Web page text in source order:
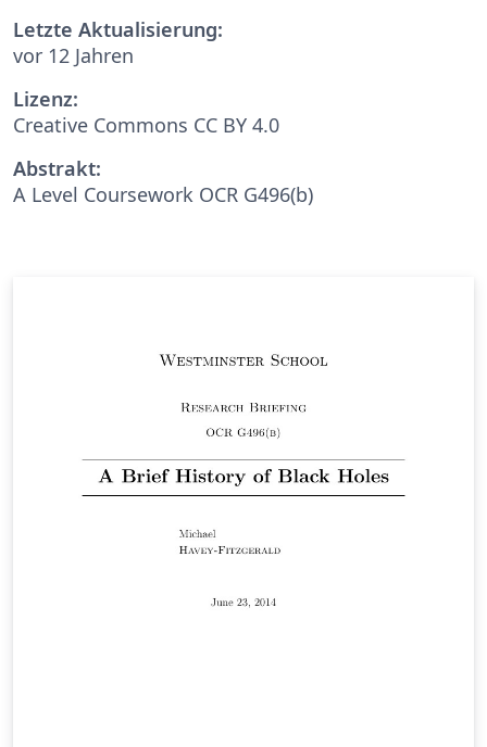
Letzte Aktualisierung:
vor 12 Jahren
Lizenz:
Creative Commons CC BY 4.0
Abstrakt:
A Level Coursework OCR G496(b)